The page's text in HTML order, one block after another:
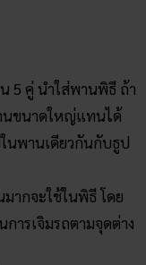
5 คู่ นำใส่พานพิธี ถ้า
นขนาดใหญ่แทนได้
นพานเดียวกันกับธูป
ากจะใช้ในพิธี โดย
ารเจิมรถตามจุดต่าง